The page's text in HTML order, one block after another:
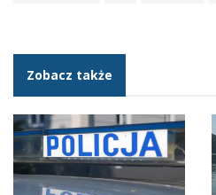
Zobacz także